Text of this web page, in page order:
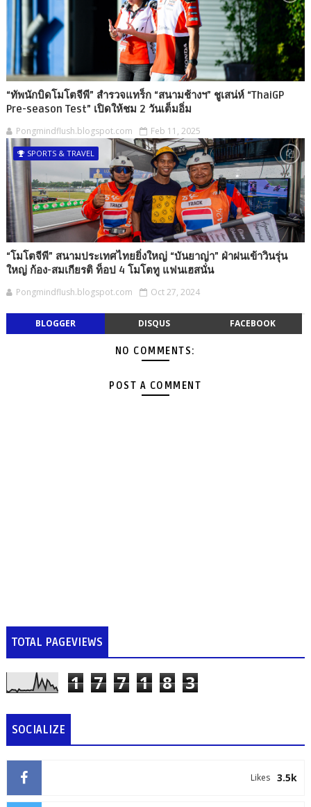
“ทัพนักบิดโมโตจีพี” สำรวจแทร็ก “สนามช้างฯ” ชูเสน่ห์ “ThaiGP
Pre-season Test” เปิดให้ชม 2 วันเต็มอิ่ม
Pongmindflush.blogspot.com Feb 11, 2025
SPORTS & TRAVEL
“โมโตจีพี” สนามประเทศไทยยิ่งใหญ่ “บันยาญ่า” ฝ่าฝนเข้าวินรุ่น
ใหญ่ ก้อง-สมเกียรติ ท็อป 4 โมโตทู แฟนเฮสนั่น
Pongmindflush.blogspot.com Oct 27, 2024
BLOGGER DISQUS FACEBOOK
NO COMMENTS:
POST A COMMENT
TOTAL PAGEVIEWS
1 7 7 1 8 3
SOCIALIZE
3.5k
Likes